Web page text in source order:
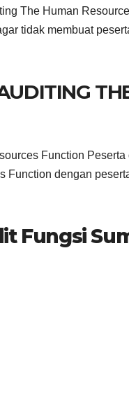
The Human
tidak membuat
Function
dengan
Fungsi